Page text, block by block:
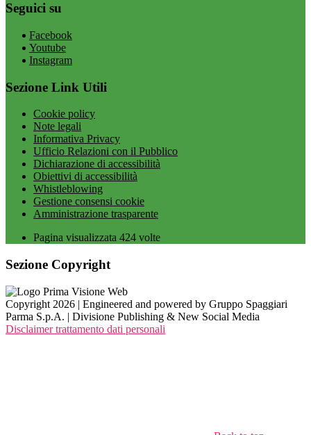
Seguici su
Facebook
Youtube
Instagram
Sezione Link Utili
Cookie policy
Note legali
Informativa Privacy
Ufficio Relazioni con il Pubblico
Dichiarazione di accessibilità
Obiettivi di accessibilità
Whistleblowing
Gestione consensi cookie
Amministrazione trasparente
Pagina visualizzata 424 volte
Sezione Copyright
Copyright 2026 | Engineered and powered by Gruppo Spaggiari
Parma S.p.A. | Divisione Publishing & New Social Media
Disclaimer trattamento dati personali